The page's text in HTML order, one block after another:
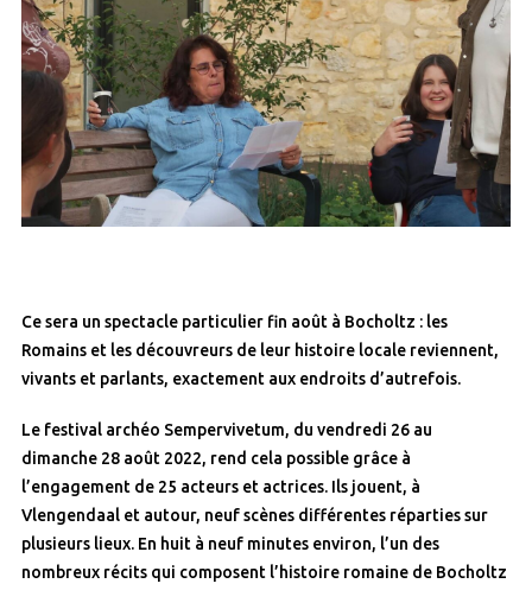
Ce sera un spectacle particulier fin août à Bocholtz : les
Romains et les découvreurs de leur histoire locale reviennent,
vivants et parlants, exactement aux endroits d’autrefois.
Le festival archéo Sempervivetum, du vendredi 26 au
dimanche 28 août 2022, rend cela possible grâce à
l’engagement de 25 acteurs et actrices. Ils jouent, à
Vlengendaal et autour, neuf scènes différentes réparties sur
plusieurs lieux. En huit à neuf minutes environ, l’un des
nombreux récits qui composent l’histoire romaine de Bocholtz